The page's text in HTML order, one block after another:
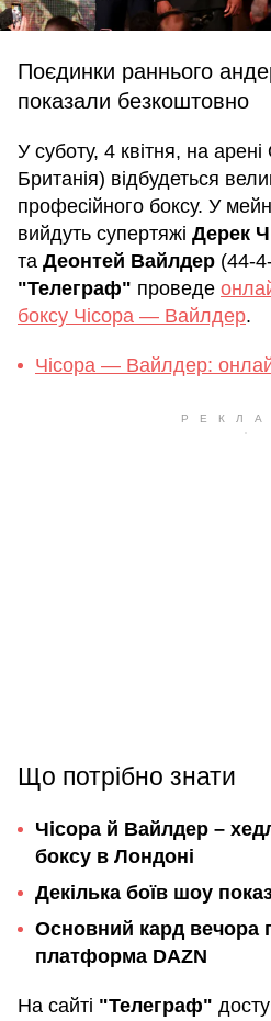
Поєдинки раннього
показали безкоштовно
У суботу, 4 квітня, на
Британія) відбудеться
професійного боксу. У
вийдуть супертяжі Дерек
та Деонтей Вайлдер (44-
"Телеграф" проведе
боксу Чісора — Вайлдер.
Чісора — Вайлдер:
Що потрібно знати
Чісора й Вайлдер –
боксу в Лондоні
Декілька боїв шоу
Основний кард вечора
платформа DAZN
На сайті "Телеграф"